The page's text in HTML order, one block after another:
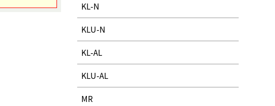
KL-N
KLU-N
KL-AL
KLU-AL
MR